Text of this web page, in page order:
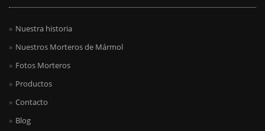
Nuestra historia
Nuestros Morteros de Mármol
Fotos Morteros
Productos
Contacto
Blog